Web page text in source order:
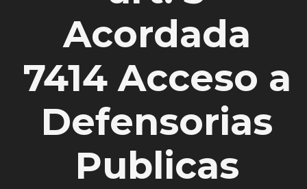
Acordada
7414 Acceso a
Defensorias
Publicas